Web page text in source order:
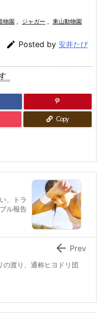
物園 , ジャガー , 東山動物園
 Posted by 安井たび
Copy
、トラ
ブル報告
の渡り、通称ヒヨドリ団
 Prev